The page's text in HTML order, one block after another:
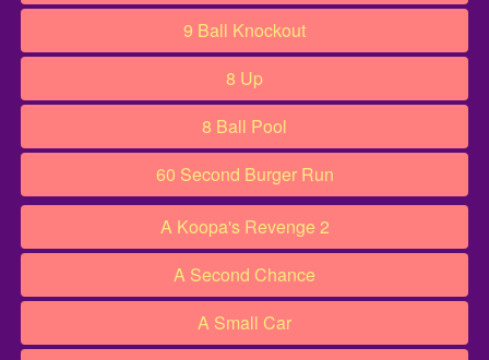
9 Ball Knockout
8 Up
8 Ball Pool
60 Second Burger Run
A Koopa's Revenge 2
A Second Chance
A Small Car